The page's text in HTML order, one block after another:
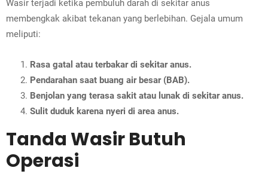
Wasir terjadi ketika pembuluh darah di sekitar anus
membengkak akibat tekanan yang berlebihan. Gejala umum
meliputi:
Rasa gatal atau terbakar di sekitar anus.
Pendarahan saat buang air besar (BAB).
Benjolan yang terasa sakit atau lunak di sekitar anus.
Sulit duduk karena nyeri di area anus.
Tanda Wasir Butuh
Operasi